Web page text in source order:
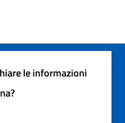
le informazioni